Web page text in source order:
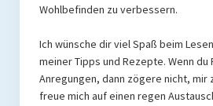
Wohlbefinden zu verbessern.
Ich wünsche dir viel Spaß beim
meiner Tipps und Rezepte. Wenn
Anregungen, dann zögere nicht, mir
freue mich auf einen regen